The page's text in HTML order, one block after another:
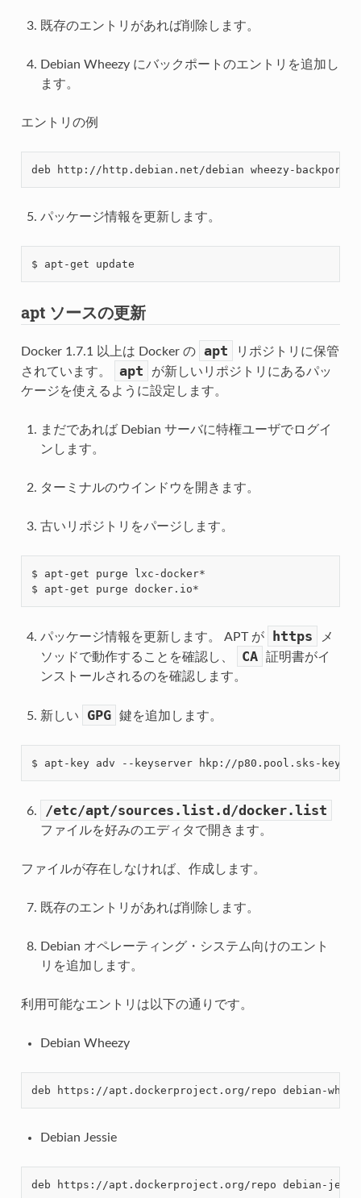
既存のエントリがあれば削除します。
Debian Wheezy にバックポートのエントリを追加し
ます。
エントリの例
パッケージ情報を更新します。
apt ソースの更新
Docker 1.7.1 以上は Docker の apt
リポジトリに保管
されています。
apt
が新しいリポジトリにあるパッ
ケージを使えるように設定します。
まだであれば Debian サーバに特権ユーザでログイ
ンします。
ターミナルのウインドウを開きます。
古いリポジトリをパージします。
$ apt-get purge lxc-docker*
パッケージ情報を更新します。 APT が https
メ
ソッドで動作することを確認し、
CA
証明書がイ
ンストールされるのを確認します。
新しい GPG 鍵を追加します。
/etc/apt/sources.list.d/docker.list
ファイルを好みのエディタで開きます。
ファイルが存在しなければ、作成します。
既存のエントリがあれば削除します。
Debian オペレーティング・システム向けのエント
リを追加します。
利用可能なエントリは以下の通りです。
Debian Wheezy
Debian Jessie